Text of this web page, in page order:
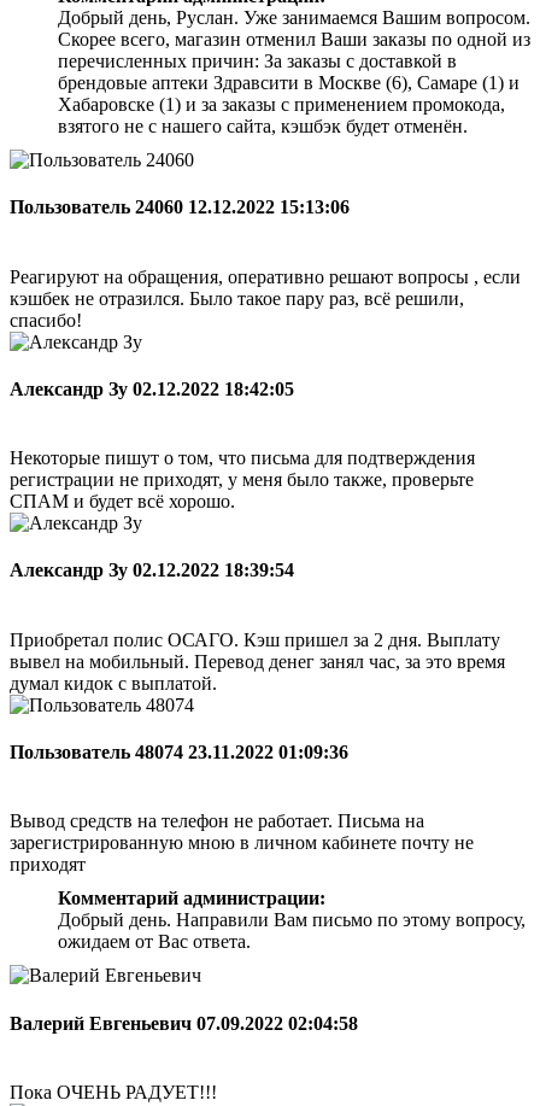
Добрый день, Руслан. Уже занимаемся Вашим вопросом.
Скорее всего, магазин отменил Ваши заказы по одной из
перечисленных причин: За заказы с доставкой в
брендовые аптеки Здравсити в Москве (6), Самаре (1) и
Хабаровске (1) и за заказы с применением промокода,
взятого не с нашего сайта, кэшбэк будет отменён.
Пользователь 24060 12.12.2022 15:13:06
Реагируют на обращения, оперативно решают вопросы , если
кэшбек не отразился. Было такое пару раз, всё решили,
спасибо!
Александр Зу 02.12.2022 18:42:05
Некоторые пишут о том, что письма для подтверждения
регистрации не приходят, у меня было также, проверьте
СПАМ и будет всё хорошо.
Александр Зу 02.12.2022 18:39:54
Приобретал полис ОСАГО. Кэш пришел за 2 дня. Выплату
вывел на мобильный. Перевод денег занял час, за это время
думал кидок с выплатой.
Пользователь 48074 23.11.2022 01:09:36
Вывод средств на телефон не работает. Письма на
зарегистрированную мною в личном кабинете почту не
приходят
Комментарий администрации:
Добрый день. Направили Вам письмо по этому вопросу,
ожидаем от Вас ответа.
Валерий Евгеньевич 07.09.2022 02:04:58
Пока ОЧЕНЬ РАДУЕТ!!!